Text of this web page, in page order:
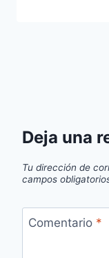
Deja una
Tu dirección de
campos
Comentario *